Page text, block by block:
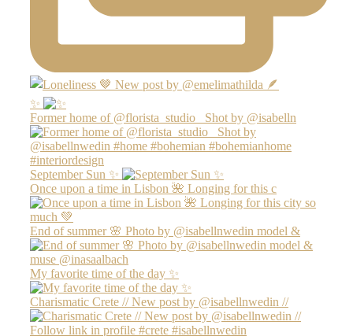
✨
Former home of @florista_studio_ Shot by @isabelln
September Sun ✨
Once upon a time in Lisbon 🌺 Longing for this c
End of summer 🌸 Photo by @isabellnwedin model &
My favorite time of the day ✨
Charismatic Crete // New post by @isabellnwedin //